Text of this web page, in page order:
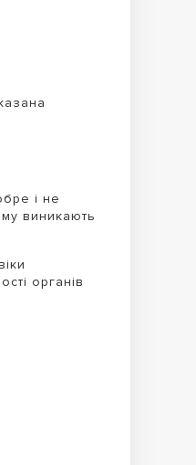
і не
виникають
органів